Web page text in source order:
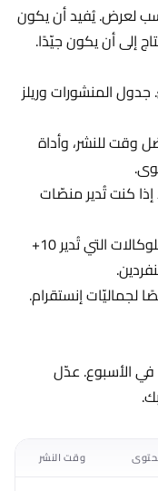
لعرض. يُفيد أن يكون
إلى أن يكون جيّدًا.
المنشورات وريلز
وقت للنشر، وأداة
كنت تُدير منصّات
بدرجة المؤسّسات. الأفضل للوكالات التي تُدير 10+
إنستقرام.
لحساب ينشر 4–5 مرّات في الأسبوع. عدّل
وقت النشر